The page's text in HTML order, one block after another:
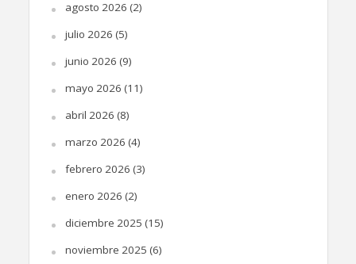
agosto 2026 (2)
julio 2026 (5)
junio 2026 (9)
mayo 2026 (11)
abril 2026 (8)
marzo 2026 (4)
febrero 2026 (3)
enero 2026 (2)
diciembre 2025 (15)
noviembre 2025 (6)